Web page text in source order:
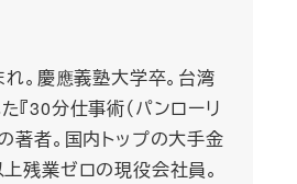
。慶應義塾大学卒。台湾
『30分仕事術（パンローリ
著者。国内トップの大手金
残業ゼロの現役会社員。